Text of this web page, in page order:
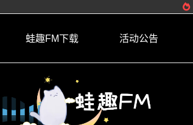
蛙趣FM下载 活动公告